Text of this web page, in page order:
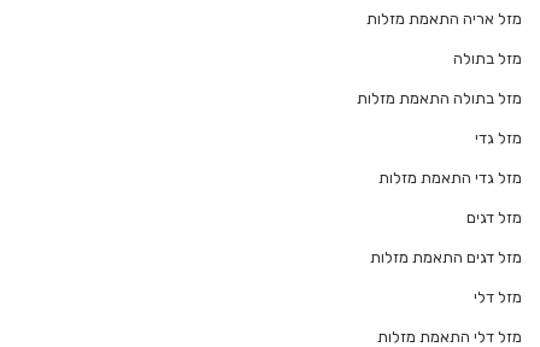
מזל אריה התאמת מזלות
מזל בתולה
מזל בתולה התאמת מזלות
מזל גדי
מזל גדי התאמת מזלות
מזל דגים
מזל דגים התאמת מזלות
מזל דלי
מזל דלי התאמת מזלות